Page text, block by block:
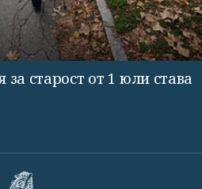
старост от 1 юли става